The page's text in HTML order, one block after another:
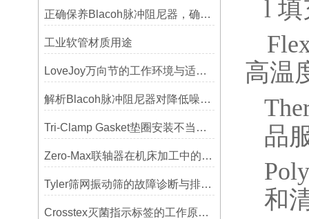
正确保养Blacoh脉冲阻尼器，确保长期稳定运行
工业软管材质用途
LoveJoy万向节的工作环境与适用范围
解析Blacoh脉冲阻尼器对降低噪音的显著作用
Tri-Clamp Gasket垫圈安装不当导致的泄漏问题及预防
Zero-Max联轴器在机床加工中的应用及精度保证方法
Tyler筛网振动筛的故障诊断与排除方法总结
Crosstex灭菌指示标签的工作原理：变色反应机制详解
l 填
高温
品
和